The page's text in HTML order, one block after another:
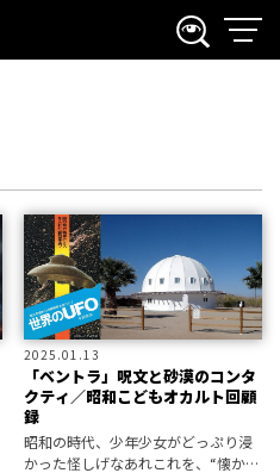
2025.01.13
「ベントラ」呪文と砂漠のコンタ
クティ／昭和こどもオカルト回顧
録
昭和の時代、少年少女がどっぷり浸
かった怪しげなあれこれを、“懐かし